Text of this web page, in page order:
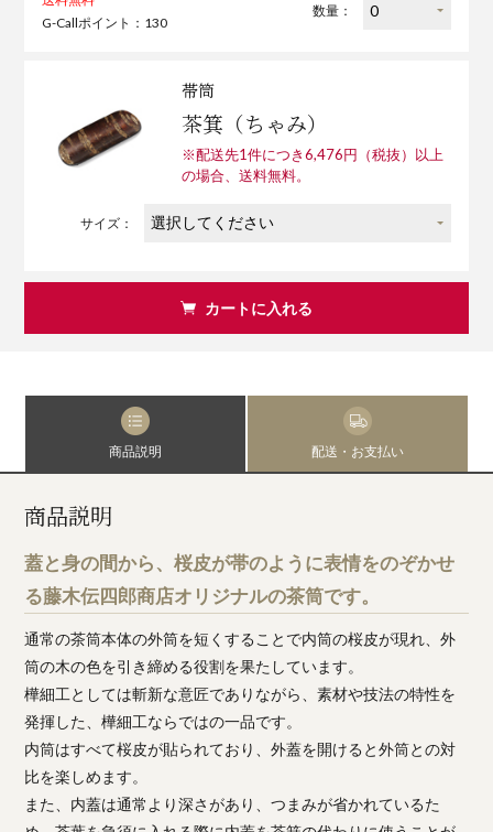
G-Callポイント：130
数量：
帯筒
茶箕（ちゃみ）
※配送先1件につき6,476円（税抜）以上
の場合、送料無料。
サイズ：
カートに入れる
商品説明 配送・お支払い
商品説明
蓋と身の間から、桜皮が帯のように表情をのぞかせ
る藤木伝四郎商店オリジナルの茶筒です。
通常の茶筒本体の外筒を短くすることで内筒の桜皮が現れ、外
筒の木の色を引き締める役割を果たしています。
樺細工としては斬新な意匠でありながら、素材や技法の特性を
発揮した、樺細工ならではの一品です。
内筒はすべて桜皮が貼られており、外蓋を開けると外筒との対
比を楽しめます。
また、内蓋は通常より深さがあり、つまみが省かれているた